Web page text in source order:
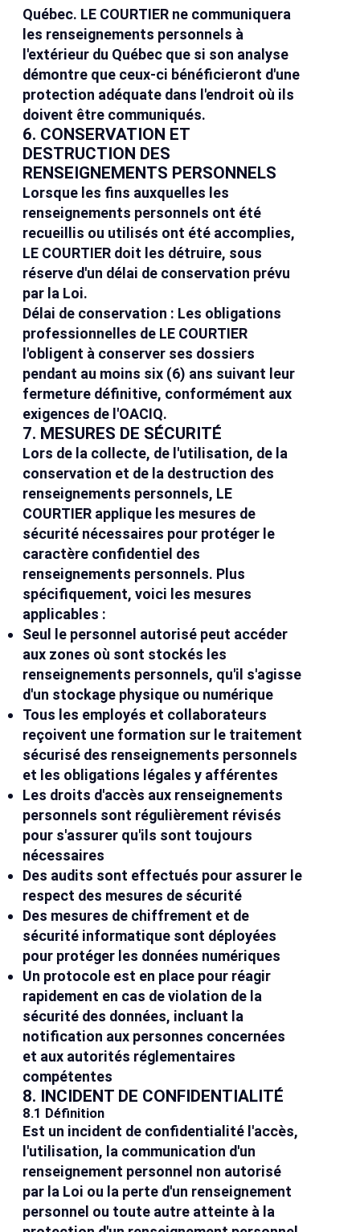
Québec. LE COURTIER ne communiquera
les renseignements personnels à
l'extérieur du Québec que si son analyse
démontre que ceux-ci bénéficieront d'une
protection adéquate dans l'endroit où ils
doivent être communiqués.
6. CONSERVATION ET
DESTRUCTION DES
RENSEIGNEMENTS PERSONNELS
Lorsque les fins auxquelles les
renseignements personnels ont été
recueillis ou utilisés ont été accomplies,
LE COURTIER doit les détruire, sous
réserve d'un délai de conservation prévu
par la Loi.
Délai de conservation : Les obligations
professionnelles de LE COURTIER
l'obligent à conserver ses dossiers
pendant au moins six (6) ans suivant leur
fermeture définitive, conformément aux
exigences de l'OACIQ.
7. MESURES DE SÉCURITÉ
Lors de la collecte, de l'utilisation, de la
conservation et de la destruction des
renseignements personnels, LE
COURTIER applique les mesures de
sécurité nécessaires pour protéger le
caractère confidentiel des
renseignements personnels. Plus
spécifiquement, voici les mesures
applicables :
Seul le personnel autorisé peut accéder
aux zones où sont stockés les
renseignements personnels, qu'il s'agisse
d'un stockage physique ou numérique
Tous les employés et collaborateurs
reçoivent une formation sur le traitement
sécurisé des renseignements personnels
et les obligations légales y afférentes
Les droits d'accès aux renseignements
personnels sont régulièrement révisés
pour s'assurer qu'ils sont toujours
nécessaires
Des audits sont effectués pour assurer le
respect des mesures de sécurité
Des mesures de chiffrement et de
sécurité informatique sont déployées
pour protéger les données numériques
Un protocole est en place pour réagir
rapidement en cas de violation de la
sécurité des données, incluant la
notification aux personnes concernées
et aux autorités réglementaires
compétentes
8. INCIDENT DE CONFIDENTIALITÉ
8.1 Définition
Est un incident de confidentialité l'accès,
l'utilisation, la communication d'un
renseignement personnel non autorisé
par la Loi ou la perte d'un renseignement
personnel ou toute autre atteinte à la